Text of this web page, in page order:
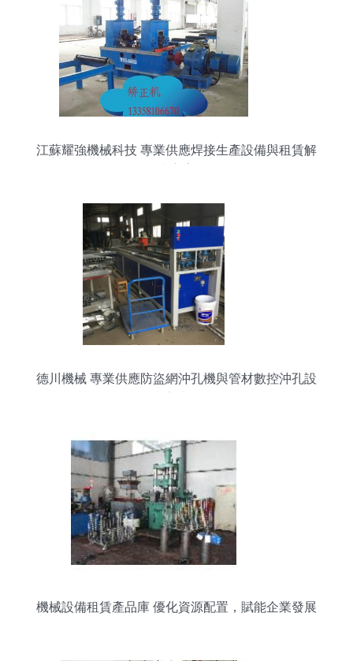
江蘇耀強機械科技 專業供應焊接生產設備與租賃解
德川機械 專業供應防盜網沖孔機與管材數控沖孔設
機械設備租賃產品庫 優化資源配置，賦能企業發展